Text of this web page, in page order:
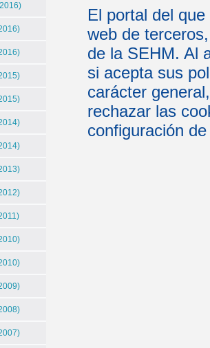
El portal del
web de
de la SEHM. Al
si acepta sus
carácter
rechazar las
configuración